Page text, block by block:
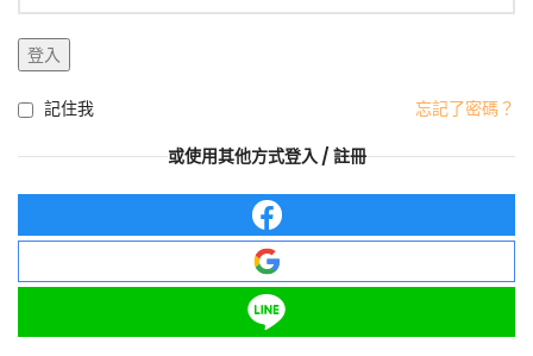
登入
忘記了密碼？
記住我
或使用其他方式登入 / 註冊